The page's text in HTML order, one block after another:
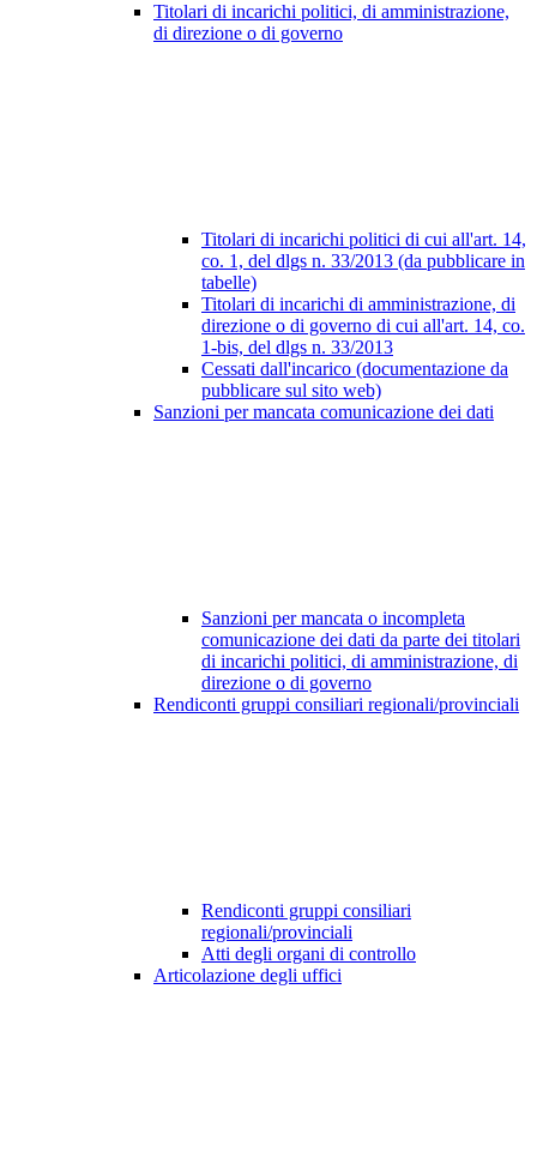
Titolari di incarichi politici, di amministrazione,
di direzione o di governo
Titolari di incarichi politici di cui all'art. 14,
co. 1, del dlgs n. 33/2013 (da pubblicare in
tabelle)
Titolari di incarichi di amministrazione, di
direzione o di governo di cui all'art. 14, co.
1-bis, del dlgs n. 33/2013
Cessati dall'incarico (documentazione da
pubblicare sul sito web)
Sanzioni per mancata comunicazione dei dati
Sanzioni per mancata o incompleta
comunicazione dei dati da parte dei titolari
di incarichi politici, di amministrazione, di
direzione o di governo
Rendiconti gruppi consiliari regionali/provinciali
Rendiconti gruppi consiliari
regionali/provinciali
Atti degli organi di controllo
Articolazione degli uffici